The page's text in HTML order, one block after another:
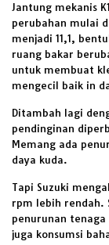
Jantung mekanis
perubahan mulai
menjadi 11,1,
ruang bakar
untuk membuat
mengecil baik in
Ditambah lagi
pendinginan
Memang ada
daya kuda.
Tapi Suzuki
rpm lebih rendah.
penurunan
juga konsumsi